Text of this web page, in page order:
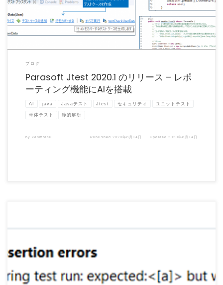
ブログ
Parasoft Jtest 2020.1 のリリース – レポ
ーティング機能にAIを搭載
AI java Javaテスト Jtest セキュリティ ユニットテスト
単体テスト 静的解析
by kenmotsu Published 2020年8月14日 Updated 2020年8月14日
善することができます。ユ […]